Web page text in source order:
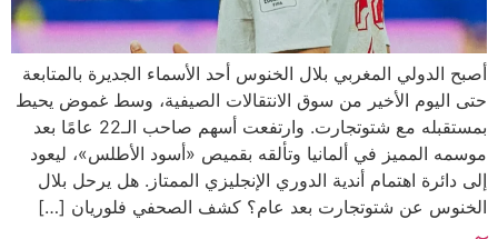
أصبح الدولي المغربي بلال الخنوس أحد الأسماء الجديرة بالمتابعة
حتى اليوم الأخير من سوق الانتقالات الصيفية، وسط غموض يحيط
بمستقبله مع شتوتجارت. وارتفعت أسهم صاحب الـ22 عامًا بعد
موسمه المميز في ألمانيا وتألقه بقميص «أسود الأطلس»، ليعود
إلى دائرة اهتمام أندية الدوري الإنجليزي الممتاز. هل يرحل بلال
الخنوس عن شتوتجارت بعد عام؟ كشف الصحفي فلوريان […]